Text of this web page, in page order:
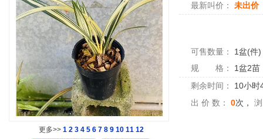
更多>> 1 2 3 4 5 6 7 8 9 10 11 12
最新叫价：
未出价
可售数量： 1盆(件)
规 格：
1盆2苗
剩余时间：
10小时
出 价 数：
0次，